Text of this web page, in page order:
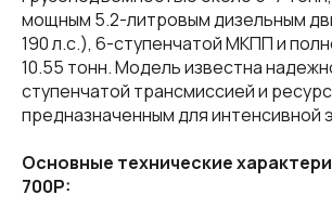
мощным 5.2-литровым дизельным
190 л.с.), 6-ступенчатой МКПП и
10.55 тонн. Модель известна
ступенчатой трансмиссией и
предназначенным для интенсивной
Основные технические
700P: